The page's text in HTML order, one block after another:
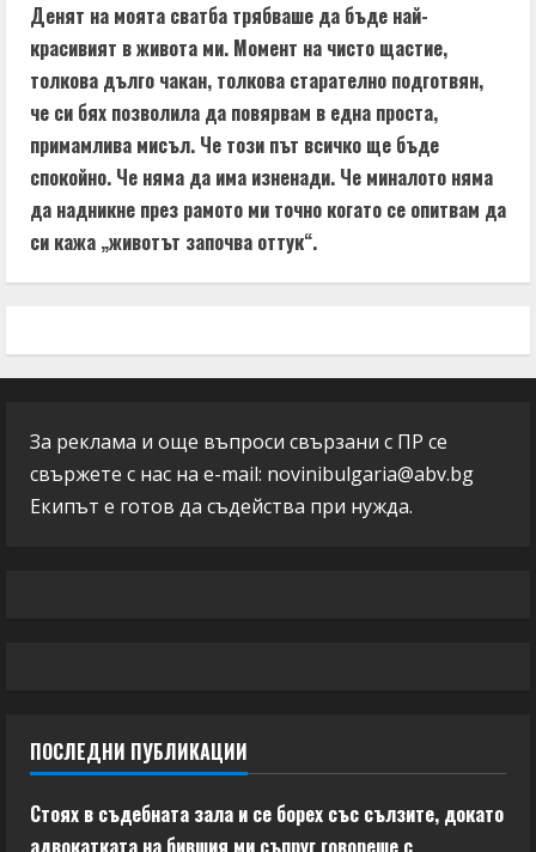
Денят на моята сватба трябваше да бъде най-
красивият в живота ми. Момент на чисто щастие,
толкова дълго чакан, толкова старателно подготвян,
че си бях позволила да повярвам в една проста,
примамлива мисъл. Че този път всичко ще бъде
спокойно. Че няма да има изненади. Че миналото няма
да надникне през рамото ми точно когато се опитвам да
си кажа „животът започва оттук“.
За реклама и още въпроси свързани с ПР се
свържете с нас на e-mail: novinibulgaria@abv.bg
Екипът е готов да съдейства при нужда.
ПОСЛЕДНИ ПУБЛИКАЦИИ
Стоях в съдебната зала и се борех със сълзите, докато
адвокатката на бившия ми съпруг говореше с